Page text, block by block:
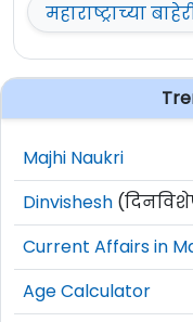
महाराष्ट्राच्या
Majhi Naukri
Dinvishesh
Current Affairs in
Age Calculator